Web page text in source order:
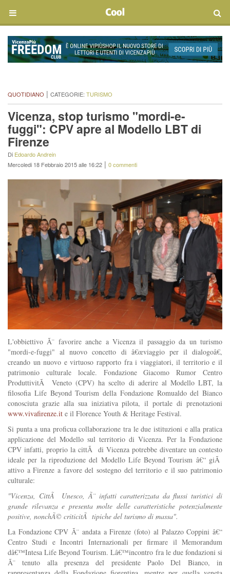
QUOTIDIANO | CATEGORIE: TURISMO
Vicenza, stop turismo "mordi-e-
fuggi": CPV apre al Modello LBT di
Firenze
Di Edoardo Andrein
Mercoledi 18 Febbraio 2015 alle 16:22 | 0 commenti
L'obbiettivo Ã¨ favorire anche a Vicenza il passaggio da un turismo
"mordi-e-fuggi" al nuovo concetto di â€œviaggio per il dialogoâ€,
creando un nuovo e virtuoso rapporto fra i viaggiatori, il territorio e il
patrimonio culturale locale. Fondazione Giacomo Rumor Centro
ProduttivitÃ Veneto (CPV) ha scelto di aderire al Modello LBT, la
filosofia Life Beyond Tourism della Fondazione Romualdo del Bianco
conosciuta grazie alla sua iniziativa pilota, il portale di prenotazioni
www.vivafirenze.it e il Florence Youth & Heritage Festival.
Si punta a una proficua collaborazione tra le due istituzioni e alla pratica
applicazione del Modello sul territorio di Vicenza. Per la Fondazione
CPV infatti, proprio la cittÃ di Vicenza potrebbe diventare un contesto
ideale per la riproduzione del Modello Life Beyond Tourism â€“ giÃ
attivo a Firenze a favore del sostegno del territorio e il suo patrimonio
culturale:
"Vicenza, CittÃ Unesco, Ã¨ infatti caratterizzata da flussi turistici di
grande rilevanza e presenta molte delle caratteristiche potenzialmente
positive, nonchÃ© criticitÃ tipiche del turismo di massa".
La Fondazione CPV Ã¨ andata a Firenze (foto) al Palazzo Coppini â€“
Centro Studi e Incontri Internazionali per firmare il Memorandum
dâ€™Intesa Life Beyond Tourism. Lâ€™incontro fra le due fondazioni si
Ã¨ tenuto alla presenza del presidente Paolo Del Bianco, in